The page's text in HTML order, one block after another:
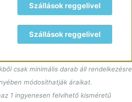
Szállások reggelivel
Szállások reggelivel
csak minimális darab áll rendelkezésre
módosíthatják áraikat.
1 ingyenesen felvihető kisméretű